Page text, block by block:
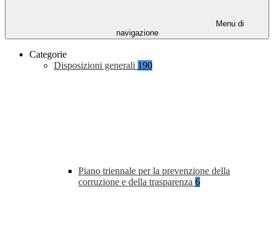
Menu di
navigazione
Categorie
Disposizioni generali 190
Piano triennale per la prevenzione della
corruzione e della trasparenza 6